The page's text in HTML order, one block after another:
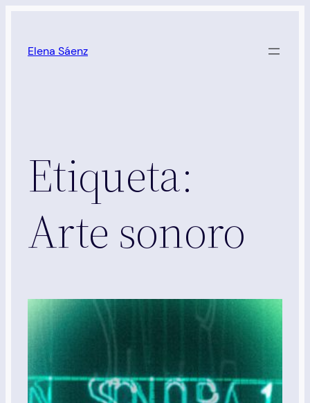
contenido
Elena Sáenz
Etiqueta:
Arte sonoro